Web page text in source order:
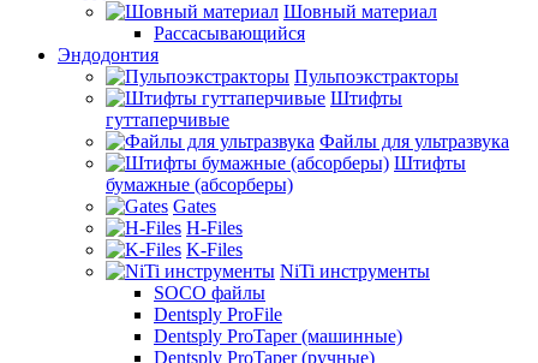
Шовный материал
Рассасывающийся
Эндодонтия
Пульпоэкстракторы
Штифты
гуттаперчивые
Файлы для ультразвука
Штифты
бумажные (абсорберы)
Gates
H-Files
K-Files
NiTi инструменты
SOCO файлы
Dentsply ProFile
Dentsply ProTaper (машинные)
Dentsply ProTaper (ручные)